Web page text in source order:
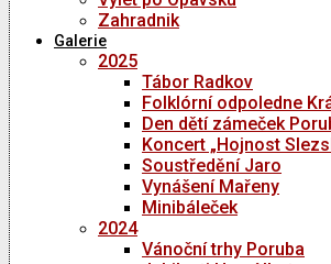
Zahradnik
Galerie
2025
Tábor Radkov
Folklórní odpoledne
Den dětí zámeček
Koncert „Hojnost
Soustředění Jaro
Vynášení Mařeny
Minibáleček
2024
Vánoční trhy Poruba